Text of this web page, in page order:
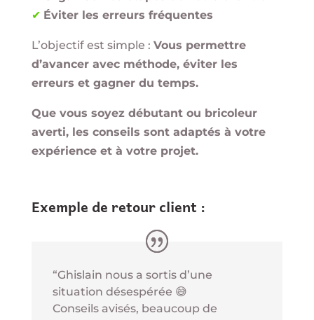
✔ Éviter les erreurs fréquentes
L’objectif est simple : Vous permettre
d’avancer avec méthode, éviter les
erreurs et gagner du temps.
Que vous soyez débutant ou bricoleur
averti, les conseils sont adaptés à votre
expérience et à votre projet.
Exemple de retour client :
“Ghislain nous a sortis d’une
situation désespérée 😅
Conseils avisés, beaucoup de